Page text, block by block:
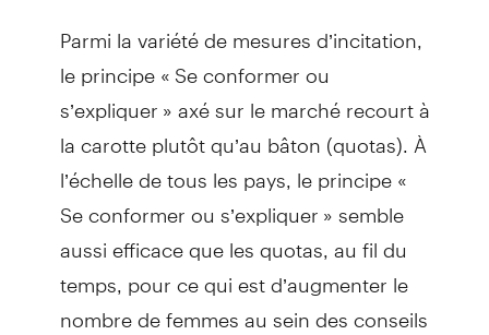
Parmi la variété de mesures d’incitation,
le principe « Se conformer ou
s’expliquer » axé sur le marché recourt à
la carotte plutôt qu’au bâton (quotas). À
l’échelle de tous les pays, le principe «
Se conformer ou s’expliquer » semble
aussi efficace que les quotas, au fil du
temps, pour ce qui est d’augmenter le
nombre de femmes au sein des conseils